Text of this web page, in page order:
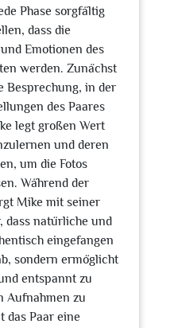
Phase sorgfältig
dass die
Emotionen des
werden. Zunächst
Besprechung, in der
des Paares
legt großen Wert
und deren
um die Fotos
Während der
Mike mit seiner
dass natürliche und
eingefangen
sondern ermöglicht
entspannt zu
Aufnahmen zu
das Paar eine